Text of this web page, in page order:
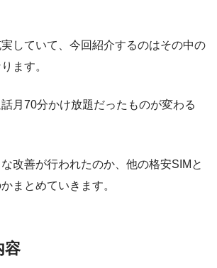
していて、今回紹介するのはその中の
ます。
月70分かけ放題だったものが変わる
改善が行われたのか、他の格安SIMと
まとめていきます。
容